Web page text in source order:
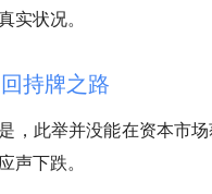
实状况。
持牌之路
，此举并没能在资本市
声下跌。